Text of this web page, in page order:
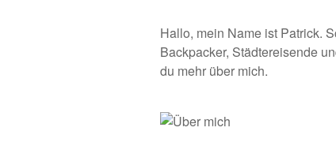
Hallo, mein Name ist Patrick.
Backpacker, Städtereisende
du mehr über mich.